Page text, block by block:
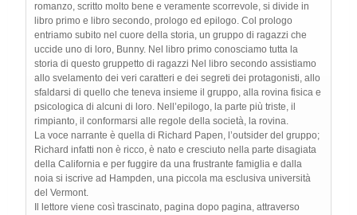
romanzo, scritto molto bene e veramente scorrevole, si divide in
libro primo e libro secondo, prologo ed epilogo. Col prologo
entriamo subito nel cuore della storia, un gruppo di ragazzi che
uccide uno di loro, Bunny. Nel libro primo conosciamo tutta la
storia di questo gruppetto di ragazzi Nel libro secondo assistiamo
allo svelamento dei veri caratteri e dei segreti dei protagonisti, allo
sfaldarsi di quello che teneva insieme il gruppo, alla rovina fisica e
psicologica di alcuni di loro. Nell’epilogo, la parte più triste, il
rimpianto, il conformarsi alle regole della società, la rovina.
La voce narrante è quella di Richard Papen, l’outsider del gruppo;
Richard infatti non è ricco, è nato e cresciuto nella parte disagiata
della California e per fuggire da una frustrante famiglia e dalla
noia si iscrive ad Hampden, una piccola ma esclusiva università
del Vermont.
Il lettore viene così trascinato, pagina dopo pagina, attraverso